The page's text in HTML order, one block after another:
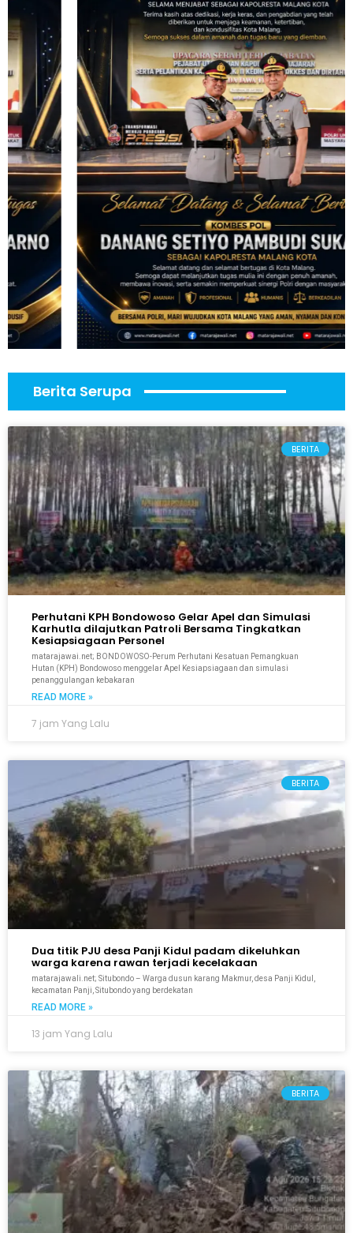
Berita Serupa
BERITA
Perhutani KPH Bondowoso Gelar Apel dan Simulasi
Karhutla dilajutkan Patroli Bersama Tingkatkan
Kesiapsiagaan Personel
matarajawai.net; BONDOWOSO-Perum Perhutani Kesatuan Pemangkuan
Hutan (KPH) Bondowoso menggelar Apel Kesiapsiagaan dan simulasi
penanggulangan kebakaran
READ MORE »
7 jam Yang Lalu
BERITA
Dua titik PJU desa Panji Kidul padam dikeluhkan
warga karena rawan terjadi kecelakaan
matarajawali.net; Situbondo – Warga dusun karang Makmur, desa Panji Kidul,
kecamatan Panji, Situbondo yang berdekatan
READ MORE »
13 jam Yang Lalu
BERITA